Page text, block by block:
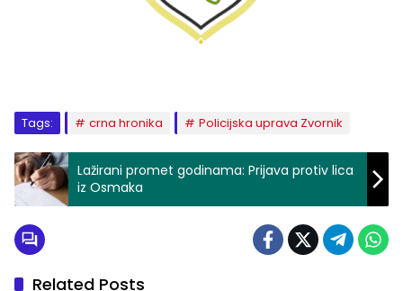
Tags: crna hronika Policijska uprava Zvornik
Lažirani promet godinama: Prijava protiv lica
iz Osmaka
Related Posts